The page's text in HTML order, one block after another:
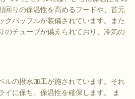
回りの保温性を高めるフードや、首元
クバッフルが装備されています。また
のチューブが備えられており、冷気の
ルの撥水加工が施されています。それ
イに保ち、保温性を確保します。 ま